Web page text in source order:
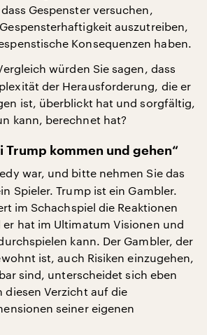
Gespenster versuchen,
auszutreiben,
Konsequenzen haben.
würden Sie sagen, dass
der Herausforderung, die er
ist, überblickt hat und sorgfältig,
kann, berechnet hat?
Trump kommen und gehen“
war, und bitte nehmen Sie das
Spieler. Trump ist ein Gambler.
im Schachspiel die Reaktionen
er hat im Ultimatum Visionen und
kann. Der Gambler, der
ist, auch Risiken einzugehen,
sind, unterscheidet sich eben
diesen Verzicht auf die
seiner eigenen